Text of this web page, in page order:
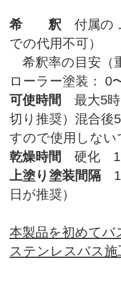
希 釈 付属の
での代用不可）
希釈率の目安（
ローラー塗装： 0
可使時間
最大5時
切り推奨）混合後
すので使用しない
乾燥時間
硬化 16
上塗り塗装間隔
日が推奨）
本製品を初めてバ
ステンレスバス施